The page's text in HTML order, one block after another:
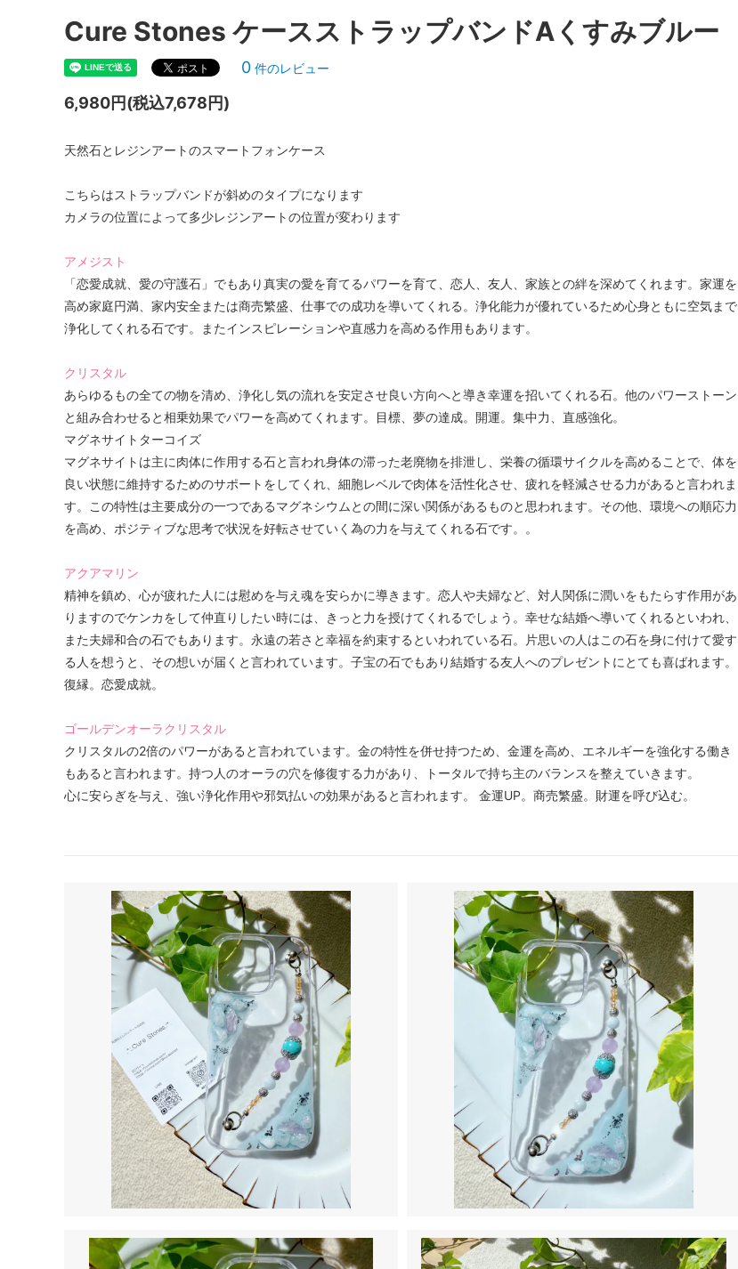
Cure Stones ケースストラップバンドAくすみブルー
0 件のレビュー
6,980円(税込7,678円)
天然石とレジンアートのスマートフォンケース
こちらはストラップバンドが斜めのタイプになります
カメラの位置によって多少レジンアートの位置が変わります
アメジスト
「恋愛成就、愛の守護石」でもあり真実の愛を育てるパワーを育て、恋人、友人、家族との絆を深めてくれます。家運を
高め家庭円満、家内安全または商売繁盛、仕事での成功を導いてくれる。浄化能力が優れているため心身ともに空気まで
浄化してくれる石です。またインスピレーションや直感力を高める作用もあります。
クリスタル
あらゆるもの全ての物を清め、浄化し気の流れを安定させ良い方向へと導き幸運を招いてくれる石。他のパワーストーン
と組み合わせると相乗効果でパワーを高めてくれます。目標、夢の達成。開運。集中力、直感強化。
マグネサイトターコイズ
マグネサイトは主に肉体に作用する石と言われ身体の滞った老廃物を排泄し、栄養の循環サイクルを高めることで、体を
良い状態に維持するためのサポートをしてくれ、細胞レベルで肉体を活性化させ、疲れを軽減させる力があると言われま
す。この特性は主要成分の一つであるマグネシウムとの間に深い関係があるものと思われます。その他、環境への順応力
を高め、ポジティブな思考で状況を好転させていく為の力を与えてくれる石です。。
アクアマリン
精神を鎮め、心が疲れた人には慰めを与え魂を安らかに導きます。恋人や夫婦など、対人関係に潤いをもたらす作用があ
りますのでケンカをして仲直りしたい時には、きっと力を授けてくれるでしょう。幸せな結婚へ導いてくれるといわれ、
また夫婦和合の石でもあります。永遠の若さと幸福を約束するといわれている石。片思いの人はこの石を身に付けて愛す
る人を想うと、その想いが届くと言われています。子宝の石でもあり結婚する友人へのプレゼントにとても喜ばれます。
復縁。恋愛成就。
ゴールデンオーラクリスタル
クリスタルの2倍のパワーがあると言われています。金の特性を併せ持つため、金運を高め、エネルギーを強化する働き
もあると言われます。持つ人のオーラの穴を修復する力があり、トータルで持ち主のバランスを整えていきます。
心に安らぎを与え、強い浄化作用や邪気払いの効果があると言われます。 金運UP。商売繁盛。財運を呼び込む。